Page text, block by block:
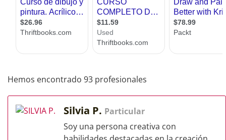
Hemos encontrado 93 profesionales
Silvia P. Particular
Soy una persona creativa con